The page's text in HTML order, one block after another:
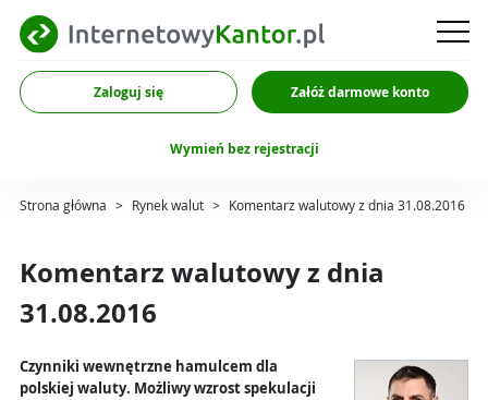
Zaloguj się Załóż darmowe konto
Wymień bez rejestracji
Strona główna > Rynek walut > Komentarz walutowy z dnia 31.08.2016
Komentarz walutowy z dnia
31.08.2016
Czynniki wewnętrzne hamulcem dla
polskiej waluty. Możliwy wzrost spekulacji